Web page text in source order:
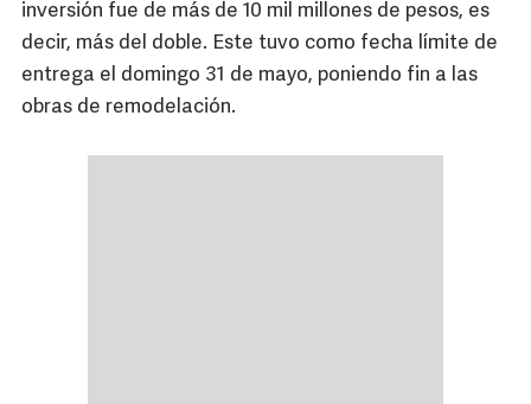
inversión fue de más de 10 mil millones de pesos, es
decir, más del doble. Este tuvo como fecha límite de
entrega el domingo 31 de mayo, poniendo fin a las
obras de remodelación.